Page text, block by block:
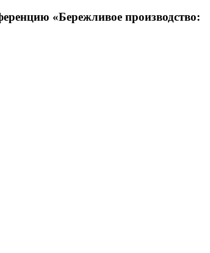
«Бережливое производство: